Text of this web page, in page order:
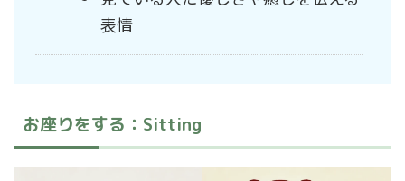
表情
お座りをする：Sitting